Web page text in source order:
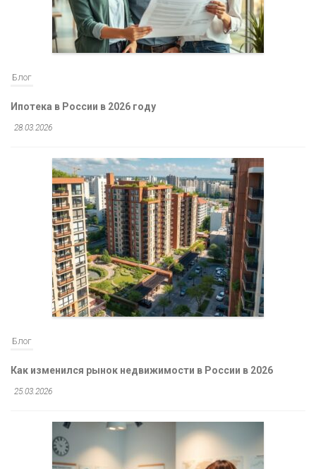
Блог
Ипотека в России в 2026 году
28.03.2026
Блог
Как изменился рынок недвижимости в России в 2026
25.03.2026